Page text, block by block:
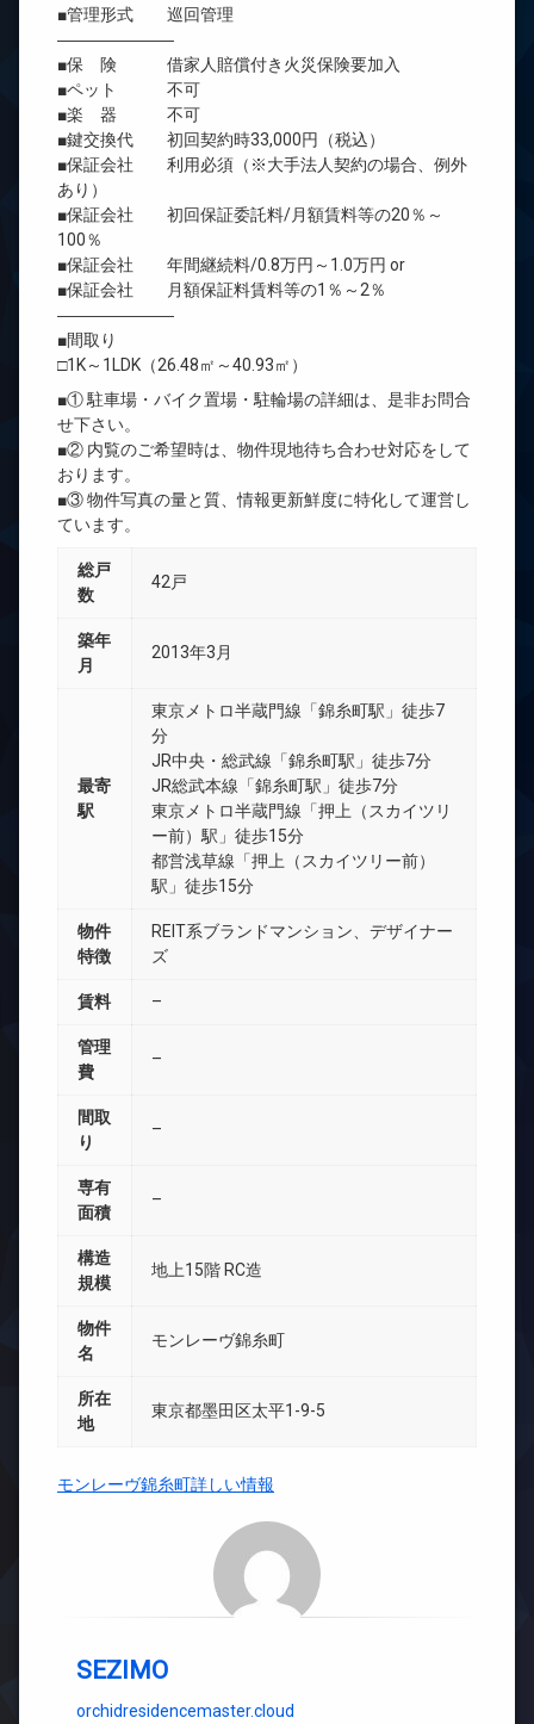
■管理形式 巡回管理
―――――――
■保 険 借家人賠償付き火災保険要加入
■ペット 不可
■楽 器 不可
■鍵交換代 初回契約時33,000円（税込）
■保証会社 利用必須（※大手法人契約の場合、例外
あり）
■保証会社 初回保証委託料/月額賃料等の20％～
100％
■保証会社 年間継続料/0.8万円～1.0万円 or
■保証会社 月額保証料賃料等の1％～2％
―――――――
■間取り
□1K～1LDK（26.48㎡～40.93㎡）
■① 駐車場・バイク置場・駐輪場の詳細は、是非お問合
せ下さい。
■② 内覧のご希望時は、物件現地待ち合わせ対応をして
おります。
■③ 物件写真の量と質、情報更新鮮度に特化して運営し
ています。
総戸
数
42戸
築年
月
2013年3月
最寄
駅
東京メトロ半蔵門線「錦糸町駅」徒歩7
分
JR中央・総武線「錦糸町駅」徒歩7分
JR総武本線「錦糸町駅」徒歩7分
東京メトロ半蔵門線「押上（スカイツリ
ー前）駅」徒歩15分
都営浅草線「押上（スカイツリー前）
駅」徒歩15分
物件
特徴
REIT系ブランドマンション、デザイナー
ズ
賃料 –
管理
費
–
間取
り
–
専有
面積
–
構造
規模
地上15階 RC造
物件
名
モンレーヴ錦糸町
所在
地
東京都墨田区太平1-9-5
モンレーヴ錦糸町詳しい情報
SEZIMO
orchidresidencemaster.cloud